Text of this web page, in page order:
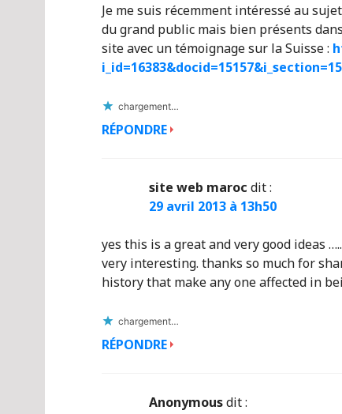
Je me suis récemment intéressé au
du grand public mais bien présents
site avec un témoignage sur la Suisse :
chargement…
RÉPONDRE
site web maroc dit :
29 avril 2013 à 13h50
yes this is a great and very good ideas
very interesting. thanks so much for
history that make any one affected in
chargement…
RÉPONDRE
Anonymousdit :